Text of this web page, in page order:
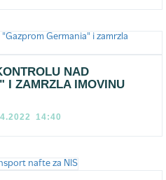
NAD
I ZAMRZLA IMOVINU
14:40